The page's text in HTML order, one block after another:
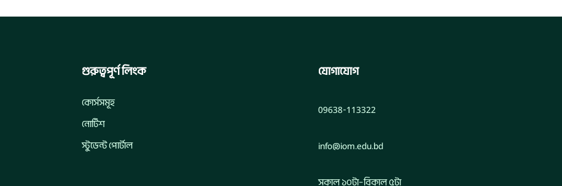
গুরুত্বপূর্ণ লিংক
কোর্সসমূহ
নোটিশ
স্টুডেন্ট পোর্টাল
যোগাযোগ
09638-113322
info@iom.edu.bd
সকাল ১০টা–বিকাল ৫টা